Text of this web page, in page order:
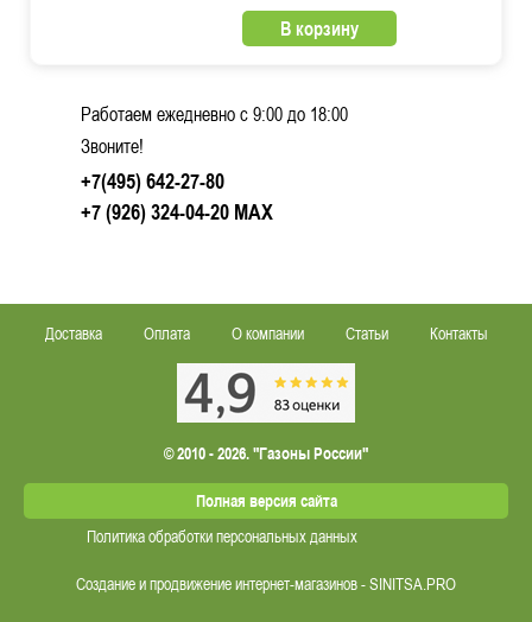
В корзину
Работаем ежедневно c 9:00 до 18:00
Звоните!
+7(495) 642-27-80
+7 (926) 324-04-20MAX
Доставка Оплата О компании Статьи Контакты
© 2010 - 2026. "Газоны России"
Полная версия сайта
Политика обработки персональных данных
Создание и продвижение интернет-магазинов - SINITSA.PRO